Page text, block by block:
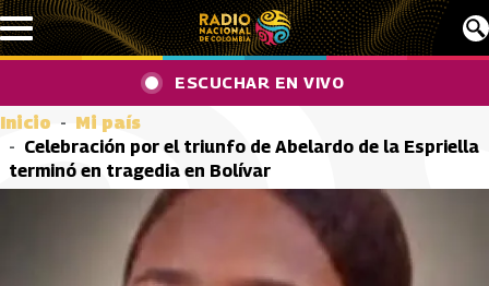
Pasar al contenido principal
ESCUCHAR EN VIVO
Inicio
Mi país
Celebración por el triunfo de Abelardo de la Espriella
terminó en tragedia en Bolívar